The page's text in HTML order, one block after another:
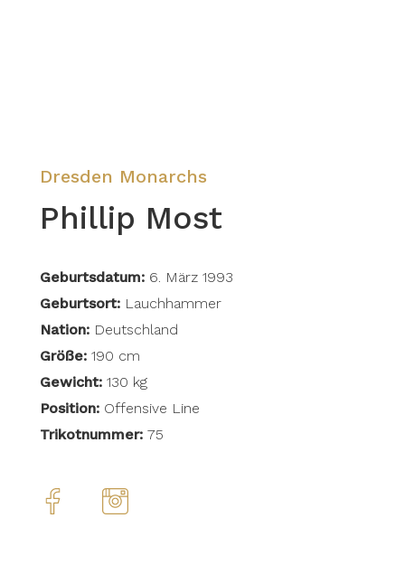
Dresden Monarchs
Phillip Most
Geburtsdatum: 6. März 1993
Geburtsort: Lauchhammer
Nation:Deutschland
Größe:190 cm
Gewicht:130 kg
Position:Offensive Line
Trikotnummer: 75